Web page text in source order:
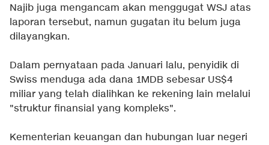
Najib juga mengancam akan menggugat WSJ atas
laporan tersebut, namun gugatan itu belum juga
dilayangkan.
Dalam pernyataan pada Januari lalu, penyidik di
Swiss menduga ada dana 1MDB sebesar US$4
miliar yang telah dialihkan ke rekening lain melalui
"struktur finansial yang kompleks".
Kementerian keuangan dan hubungan luar negeri